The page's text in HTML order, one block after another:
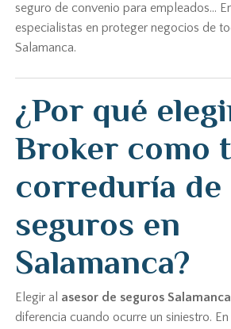
seguro de convenio para empleados...
especialistas en proteger negocios de
Salamanca.
¿Por qué
Broker como
correduría de
seguros en
Salamanca?
Elegir al asesor de seguros Salamanca
diferencia cuando ocurre un siniestro.